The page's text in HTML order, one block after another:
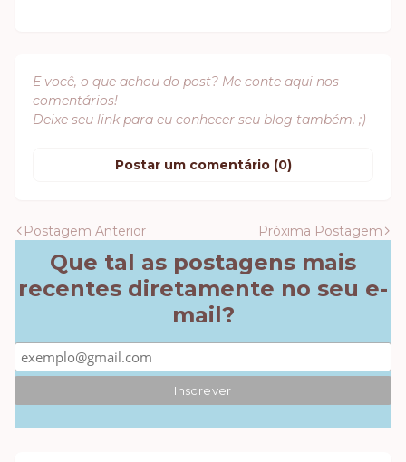
E você, o que achou do post? Me conte aqui nos
comentários!
Deixe seu link para eu conhecer seu blog também. ;)
Postar um comentário (0)
Postagem Anterior Próxima Postagem
Que tal as postagens mais
recentes diretamente no seu e-
mail?